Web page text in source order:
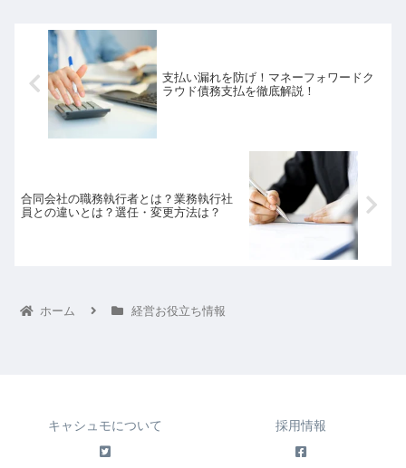
支払い漏れを防げ！マネーフォワードク
ラウド債務支払を徹底解説！
合同会社の職務執行者とは？業務執行社
員との違いとは？選任・変更方法は？
ホーム 経営お役立ち情報
キャシュモについて 採用情報